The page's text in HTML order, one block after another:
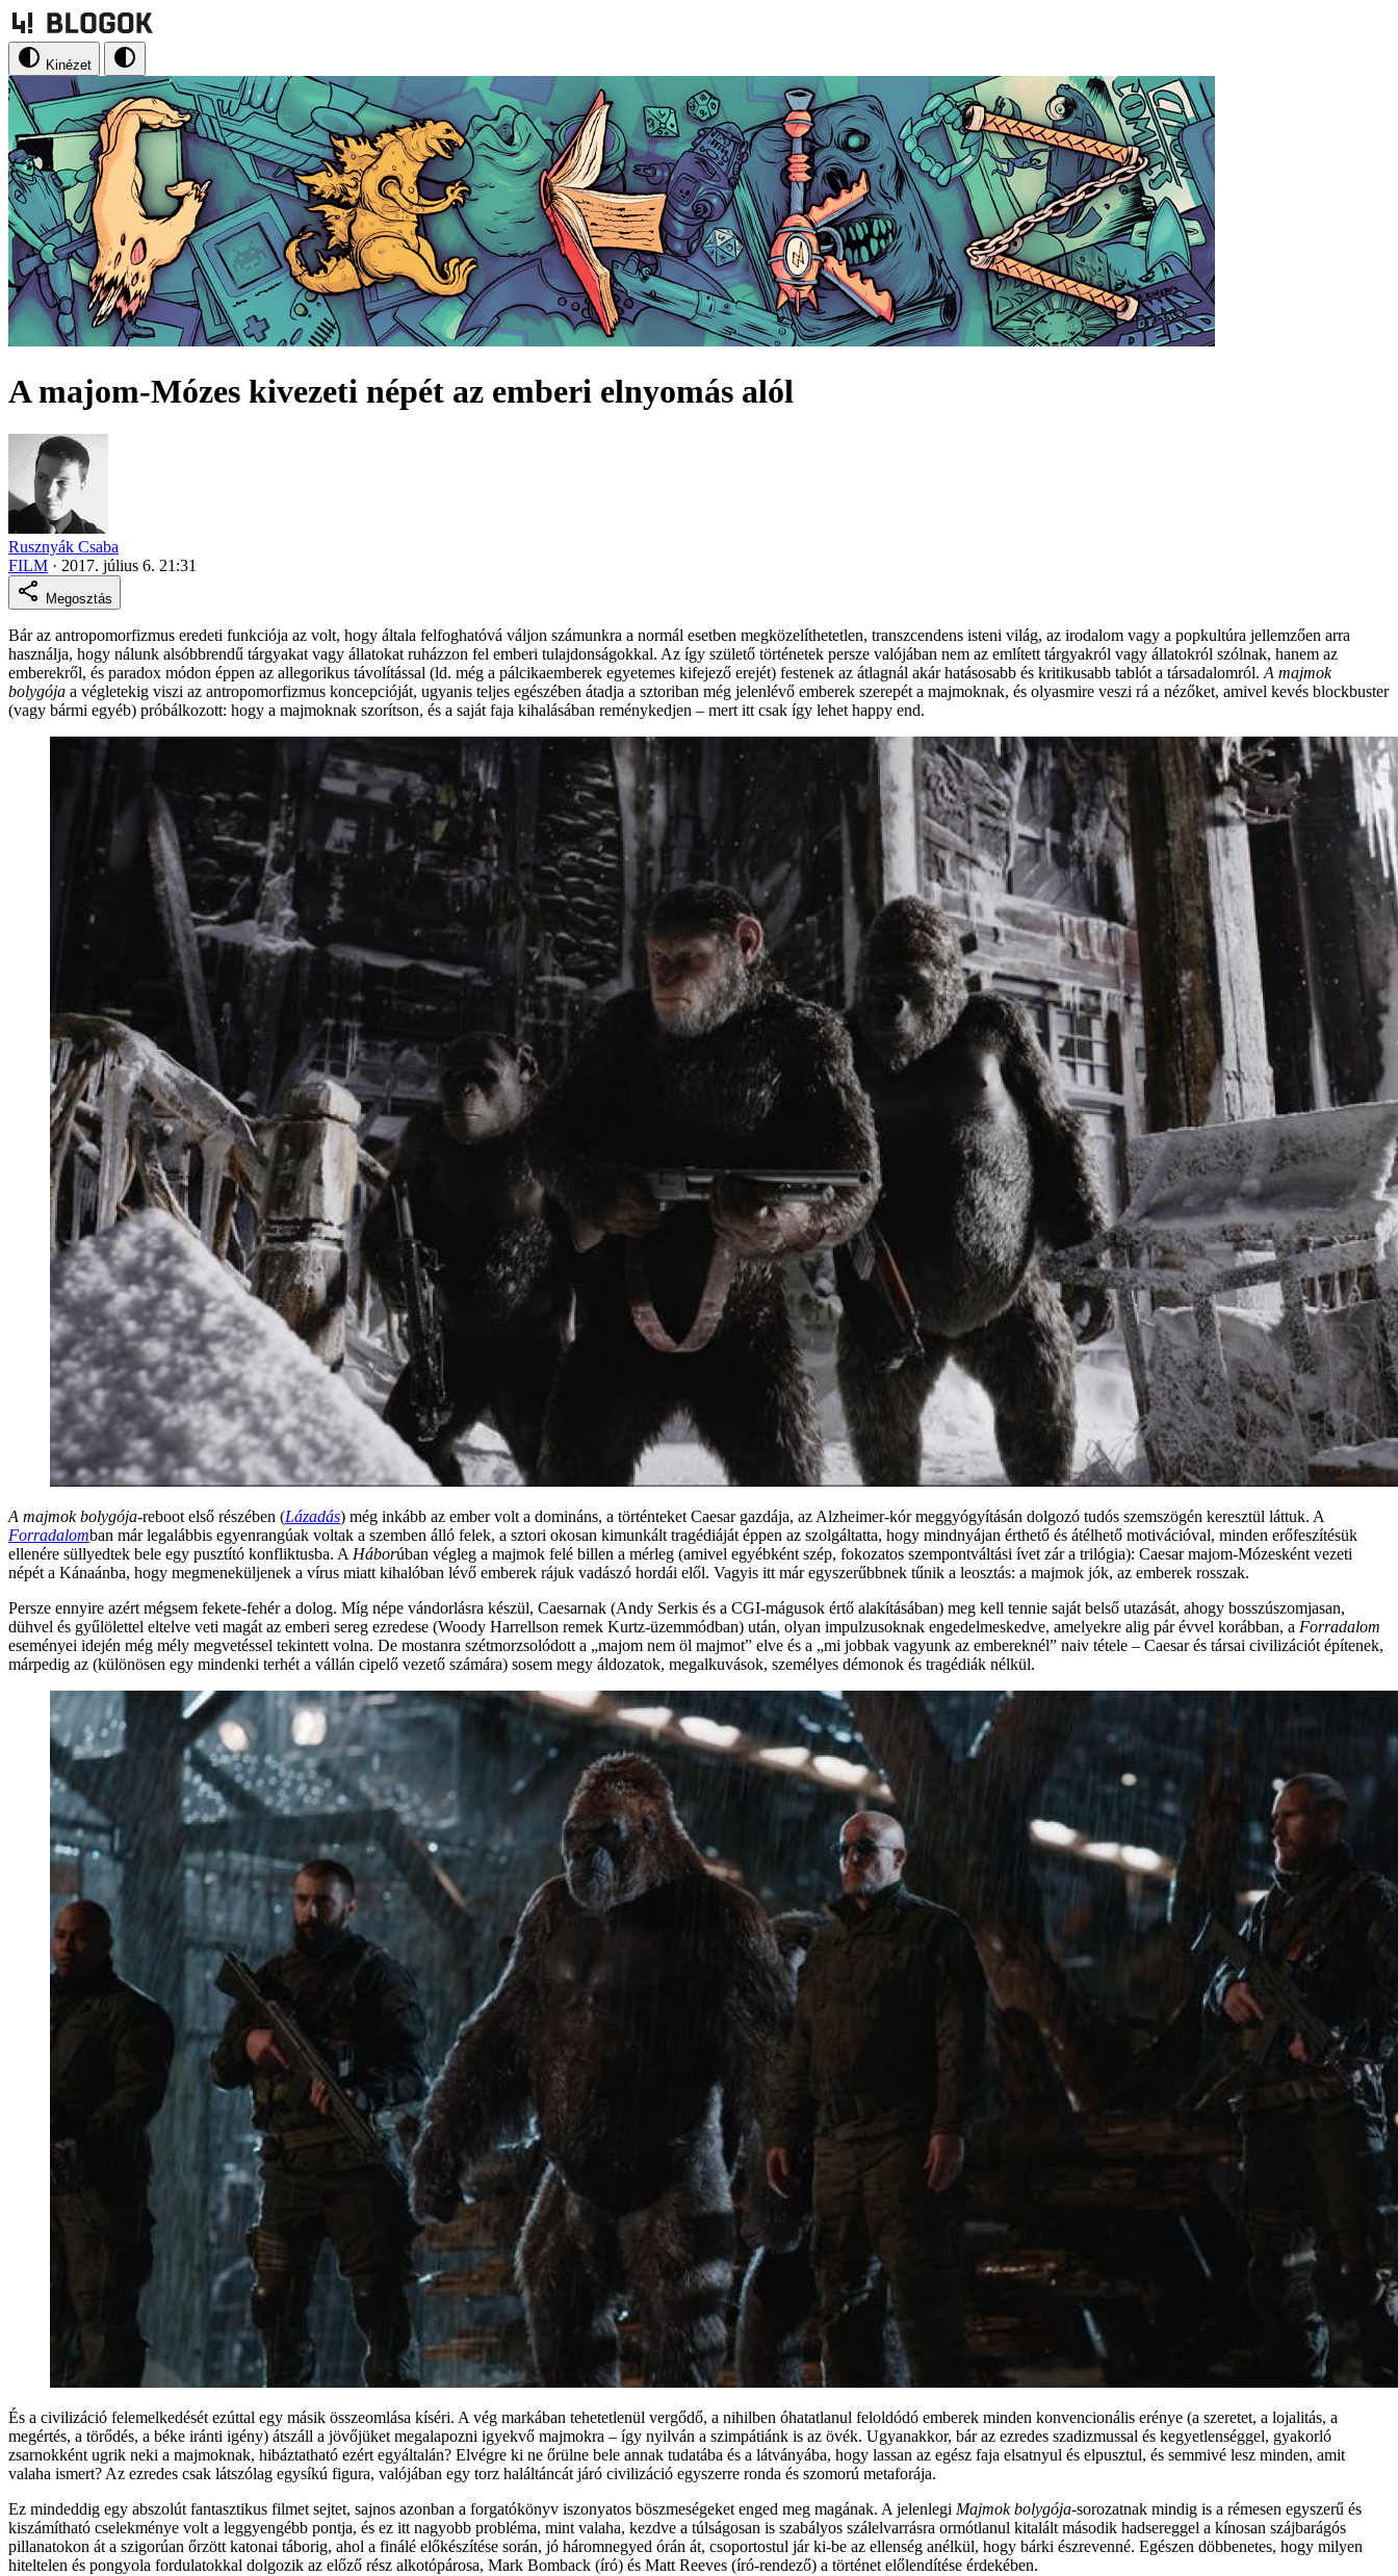
Kinézet
A majom-Mózes kivezeti népét az emberi elnyomás alól
Rusznyák Csaba
FILM · 2017. július 6. 21:31
Megosztás
Bár az antropomorfizmus eredeti funkciója az volt, hogy általa felfoghatóvá váljon számunkra a normál esetben megközelíthetetlen, transzcendens isteni világ, az irodalom vagy a popkultúra jellemzően arra
használja, hogy nálunk alsóbbrendű tárgyakat vagy állatokat ruházzon fel emberi tulajdonságokkal. Az így születő történetek persze valójában nem az említett tárgyakról vagy állatokról szólnak, hanem az
emberekről, és paradox módon éppen az allegorikus távolítással (ld. még a pálcikaemberek egyetemes kifejező erejét) festenek az átlagnál akár hatásosabb és kritikusabb tablót a társadalomról. A majmok
bolygója a végletekig viszi az antropomorfizmus koncepcióját, ugyanis teljes egészében átadja a sztoriban még jelenlévő emberek szerepét a majmoknak, és olyasmire veszi rá a nézőket, amivel kevés blockbuster
(vagy bármi egyéb) próbálkozott: hogy a majmoknak szorítson, és a saját faja kihalásában reménykedjen – mert itt csak így lehet happy end.
A majmok bolygója-reboot első részében (Lázadás) még inkább az ember volt a domináns, a történteket Caesar gazdája, az Alzheimer-kór meggyógyításán dolgozó tudós szemszögén keresztül láttuk. A
Forradalomban már legalábbis egyenrangúak voltak a szemben álló felek, a sztori okosan kimunkált tragédiáját éppen az szolgáltatta, hogy mindnyájan érthető és átélhető motivációval, minden erőfeszítésük
ellenére süllyedtek bele egy pusztító konfliktusba. A Háborúban végleg a majmok felé billen a mérleg (amivel egyébként szép, fokozatos szempontváltási ívet zár a trilógia): Caesar majom-Mózesként vezeti
népét a Kánaánba, hogy megmeneküljenek a vírus miatt kihalóban lévő emberek rájuk vadászó hordái elől. Vagyis itt már egyszerűbbnek tűnik a leosztás: a majmok jók, az emberek rosszak.
Persze ennyire azért mégsem fekete-fehér a dolog. Míg népe vándorlásra készül, Caesarnak (Andy Serkis és a CGI-mágusok értő alakításában) meg kell tennie saját belső utazását, ahogy bosszúszomjasan,
dühvel és gyűlölettel eltelve veti magát az emberi sereg ezredese (Woody Harrellson remek Kurtz-üzemmódban) után, olyan impulzusoknak engedelmeskedve, amelyekre alig pár évvel korábban, a Forradalom
eseményei idején még mély megvetéssel tekintett volna. De mostanra szétmorzsolódott a „majom nem öl majmot” elve és a „mi jobbak vagyunk az embereknél” naiv tétele – Caesar és társai civilizációt építenek,
márpedig az (különösen egy mindenki terhét a vállán cipelő vezető számára) sosem megy áldozatok, megalkuvások, személyes démonok és tragédiák nélkül.
És a civilizáció felemelkedését ezúttal egy másik összeomlása kíséri. A vég markában tehetetlenül vergődő, a nihilben óhatatlanul feloldódó emberek minden konvencionális erénye (a szeretet, a lojalitás, a
megértés, a törődés, a béke iránti igény) átszáll a jövőjüket megalapozni igyekvő majmokra – így nyilván a szimpátiánk is az övék. Ugyanakkor, bár az ezredes szadizmussal és kegyetlenséggel, gyakorló
zsarnokként ugrik neki a majmoknak, hibáztatható ezért egyáltalán? Elvégre ki ne őrülne bele annak tudatába és a látványába, hogy lassan az egész faja elsatnyul és elpusztul, és semmivé lesz minden, amit
valaha ismert? Az ezredes csak látszólag egysíkú figura, valójában egy torz haláltáncát járó civilizáció egyszerre ronda és szomorú metaforája.
Ez mindeddig egy abszolút fantasztikus filmet sejtet, sajnos azonban a forgatókönyv iszonyatos böszmeségeket enged meg magának. A jelenlegi Majmok bolygója-sorozatnak mindig is a rémesen egyszerű és
kiszámítható cselekménye volt a leggyengébb pontja, és ez itt nagyobb probléma, mint valaha, kezdve a túlságosan is szabályos szálelvarrásra ormótlanul kitalált második hadsereggel a kínosan szájbarágós
pillanatokon át a szigorúan őrzött katonai táborig, ahol a finálé előkészítése során, jó háromnegyed órán át, csoportostul jár ki-be az ellenség anélkül, hogy bárki észrevenné. Egészen döbbenetes, hogy milyen
hiteltelen és pongyola fordulatokkal dolgozik az előző rész alkotópárosa, Mark Bomback (író) és Matt Reeves (író-rendező) a történet előlendítése érdekében.